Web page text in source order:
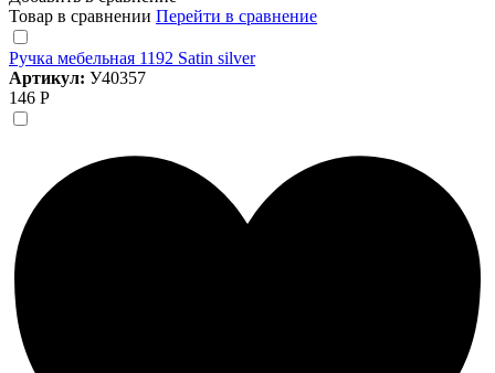
Товар в сравнении Перейти в сравнение
Ручка мебельная 1192 Satin silver
Артикул: У40357
146 Р